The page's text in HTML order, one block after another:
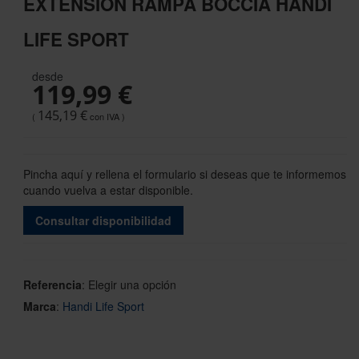
the
images
gallery
LIFE SPORT
desde
119,99 €
145,19 €
Pincha aquí y rellena el formulario si deseas que te informemos
cuando vuelva a estar disponible.
Consultar disponibilidad
Referencia: Elegir una opción
Marca: Handi Life Sport